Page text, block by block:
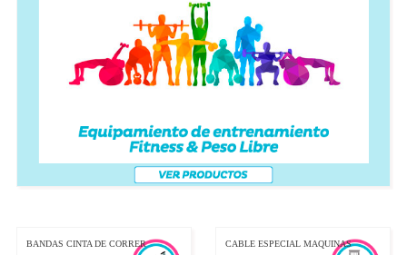
BANDAS CINTA DE CORRER CABLE ESPECIAL MAQUINAS